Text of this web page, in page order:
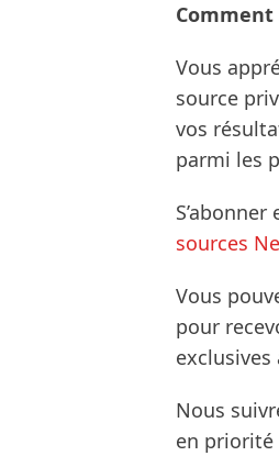
Vous
source
vos
parmi les
sources
Vous
pour
Nous
en priorité